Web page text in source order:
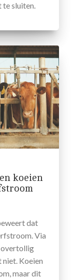
te sluiten.
koeien
dat
Via
overtollig
Koeien
maar dit